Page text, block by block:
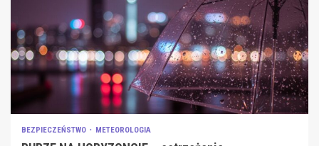
BEZPIECZEŃSTWO METEOROLOGIA